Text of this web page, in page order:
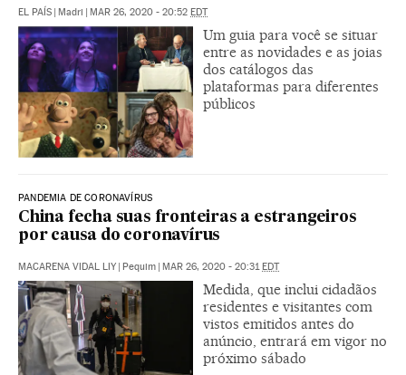
EL PAÍS Madri MAR 26, 2020 - 20:52 EDT
Um guia para você se situar
entre as novidades e as joias
dos catálogos das
plataformas para diferentes
públicos
PANDEMIA DE CORONAVÍRUS
China fecha suas fronteiras a estrangeiros
por causa do coronavírus
MACARENA VIDAL LIY Pequim MAR 26, 2020 - 20:31 EDT
Medida, que inclui cidadãos
residentes e visitantes com
vistos emitidos antes do
anúncio, entrará em vigor no
próximo sábado